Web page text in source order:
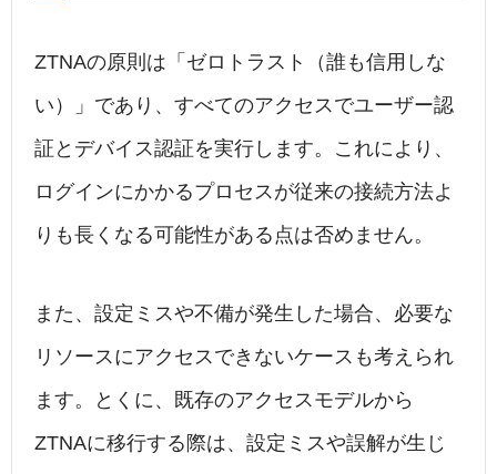
ZTNAの原則は「ゼロトラスト（誰も信用しな
い）」であり、すべてのアクセスでユーザー認
証とデバイス認証を実行します。これにより、
ログインにかかるプロセスが従来の接続方法よ
りも長くなる可能性がある点は否めません。
また、設定ミスや不備が発生した場合、必要な
リソースにアクセスできないケースも考えられ
ます。とくに、既存のアクセスモデルから
ZTNAに移行する際は、設定ミスや誤解が生じ